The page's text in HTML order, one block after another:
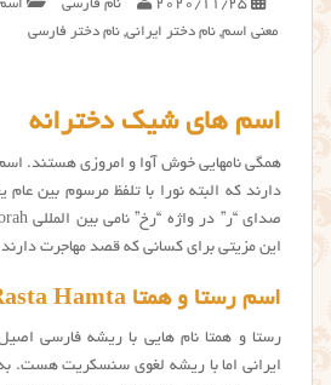
2020/11/25 نام فارسی
معنی اسم, نام دختر ایرانی, نام دختر فارسی
اسم های شیک دخترانه
همگی نامهایی خوش آوا و امروزی هستند.
دارند که البته نورا با تلفظ مرسوم بین
این مزیتی برای کسانی که قصد مهاجرت
اسم رستا و همتا Rasta Hamta
ایرانی اما با ریشه لغوی سنسکریت هست.